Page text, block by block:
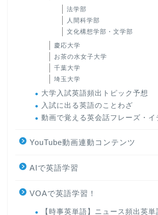
法学部
人間科学部
文化構想学部・文学部
慶応大学
お茶の水女子大学
千葉大学
埼玉大学
大学入試英語頻出トピック予想
入試に出る英語のことわざ
動画で覚える英会話フレーズ・イ
YouTube動画連動コンテンツ
AIで英語学習
VOAで英語学習！
【時事英単語】ニュース頻出英単